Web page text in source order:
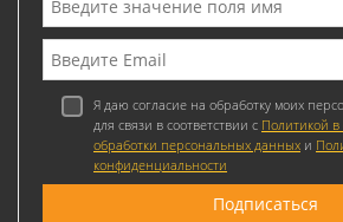
Я даю согласие на обработку моих
для связи в соответствии с Политикой
обработки персональных данных и
конфиденциальности